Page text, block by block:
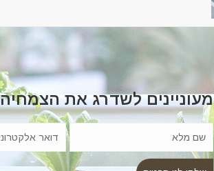
מעוניינים לשדרג את